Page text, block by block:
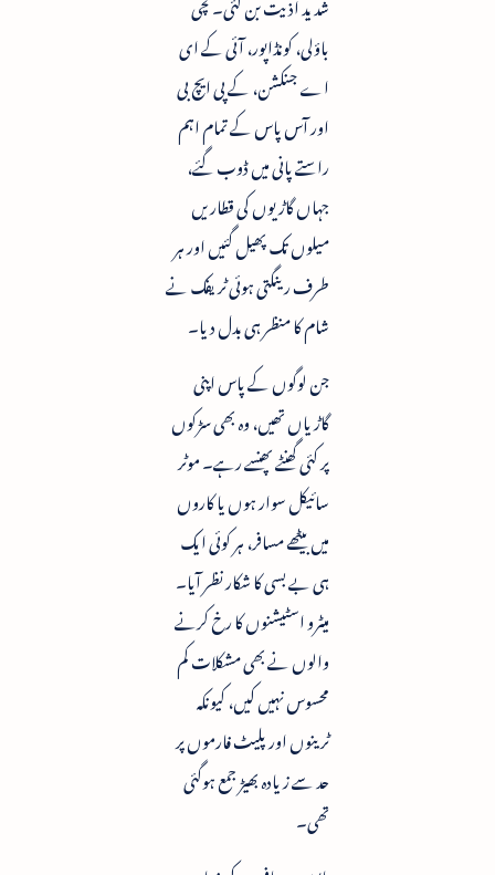
باؤلی، کونڈاپور، آئی کے ای
اے جنکشن، کے پی ایچ بی
اور آس پاس کے تمام اہم
راستے پانی میں ڈوب گئے،
جہاں گاڑیوں کی قطاریں
میلوں تک پھیل گئیں اور ہر
طرف رینگتی ہوئی ٹریفک نے
شام کا منظر ہی بدل دیا۔
جن لوگوں کے پاس اپنی
گاڑیاں تھیں، وہ بھی سڑکوں
پر کئی گھنٹے پھنسے رہے۔ موٹر
سائیکل سوار ہوں یا کاروں
میں بیٹھے مسافر، ہر کوئی ایک
ہی بے بسی کا شکار نظر آیا۔
میٹرو اسٹیشنوں کا رخ کرنے
والوں نے بھی مشکلات کم
محسوس نہیں کیں، کیونکہ
ٹرینوں اور پلیٹ فارموں پر
حد سے زیادہ بھیڑ جمع ہوگئی
تھی۔